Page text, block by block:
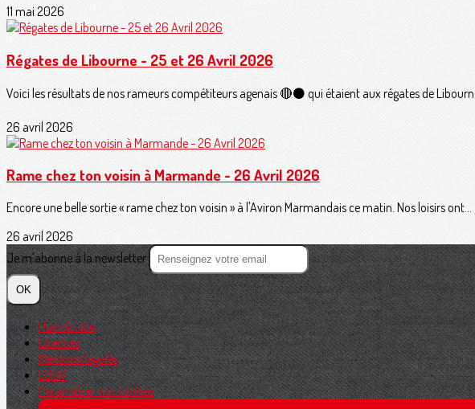
11 mai 2026
Régates de Libourne - 25 et 26 Avril 2026
Voici les résultats de nos rameurs compétiteurs agenais 🔴⚫️ qui étaient aux régates de
26 avril 2026
Rame chez ton voisin à Marmande - 26 Avril 2026
Encore une belle sortie « rame chez ton voisin » à l'Aviron Marmandais ce matin. Nos loisirs ont...
26 avril 2026
Je m'abonne à la newsletter
OK
Plan du site
Licences
Mentions légales
CGUV
Paramétrer vos cookies